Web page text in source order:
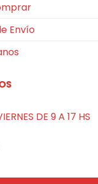
Envío
DE 9 A 17 HS